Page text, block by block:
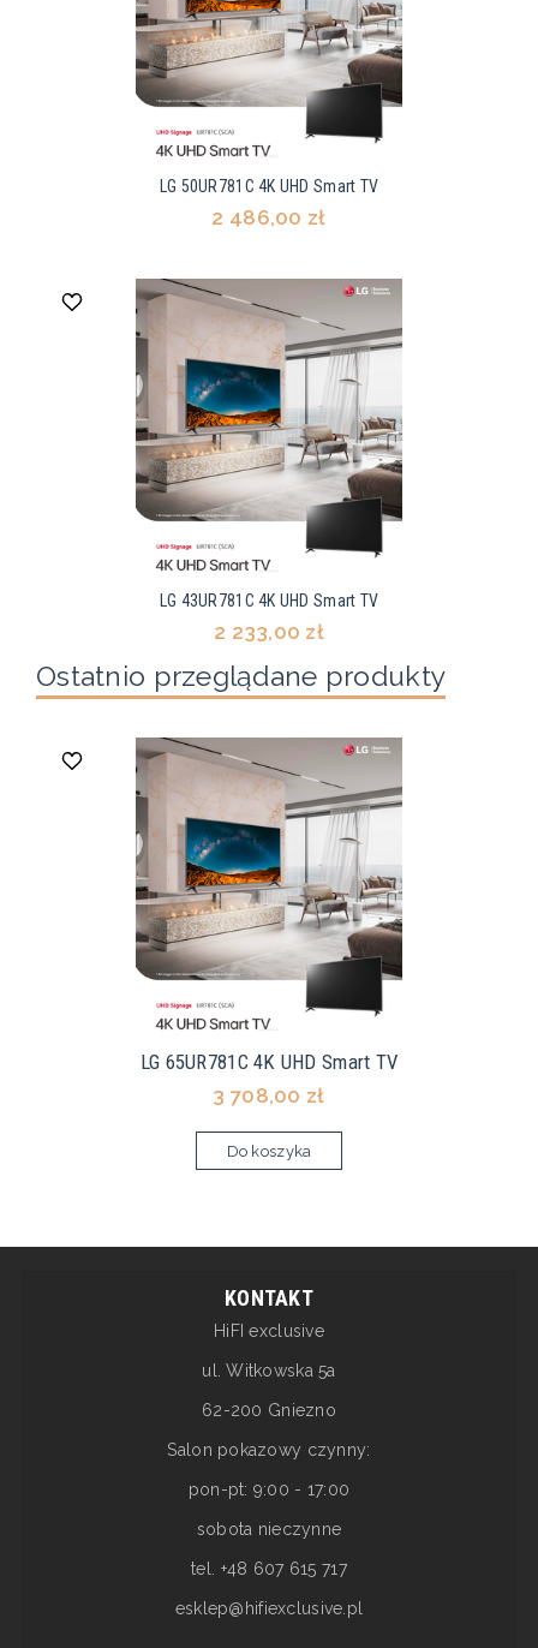
LG 50UR781C 4K UHD Smart TV
2 486,00 zł
LG 43UR781C 4K UHD Smart TV
2 233,00 zł
Ostatnio przeglądane produkty
LG 65UR781C 4K UHD Smart TV
3 708,00 zł
Do koszyka
KONTAKT
HiFI exclusive
ul. Witkowska 5a
62-200 Gniezno
Salon pokazowy czynny:
pon-pt: 9:00 - 17:00
sobota nieczynne
tel. +48 607 615 717
esklep@hifiexclusive.pl